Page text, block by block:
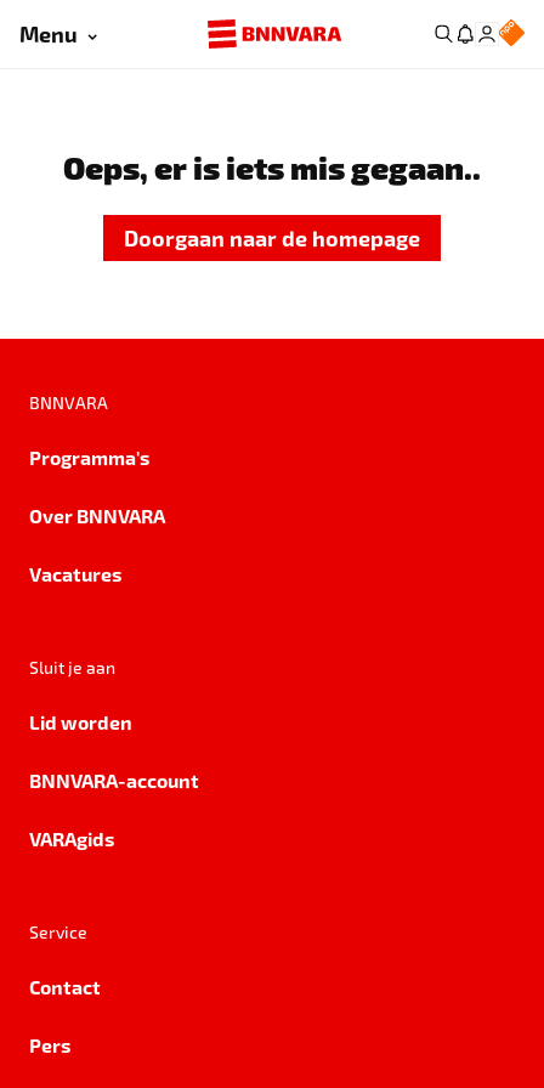
Menu
Oeps, er is iets mis gegaan..
Doorgaan naar de homepage
BNNVARA
Programma's
Over BNNVARA
Vacatures
Sluit je aan
Lid worden
BNNVARA-account
VARAgids
Service
Contact
Pers